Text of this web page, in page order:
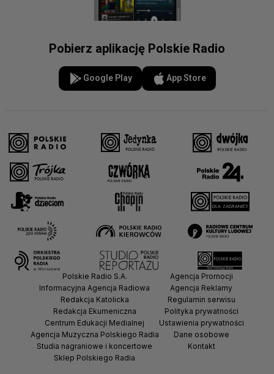
Pobierz aplikację Polskie Radio
Google Play App Store
Polskie Radio S.A.
Informacyjna Agencja Radiowa
Redakcja Katolicka
Redakcja Ekumeniczna
Centrum Edukacji Medialnej
Agencja Muzyczna Polskiego Radia
Studia nagraniowe i koncertowe
Sklep Polskiego Radia
Agencja Promocji
Agencja Reklamy
Regulamin serwisu
Polityka prywatności
Ustawienia prywatności
Dane osobowe
Kontakt